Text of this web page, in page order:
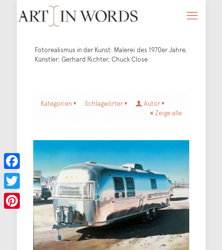
Fotorealismus in der Kunst: Malerei des 1970er Jahre,
Künstler: Gerhard Richter, Chuck Close
Kategorien Schlagwörter
Autor
Zeige alle
Facebook
Twitter